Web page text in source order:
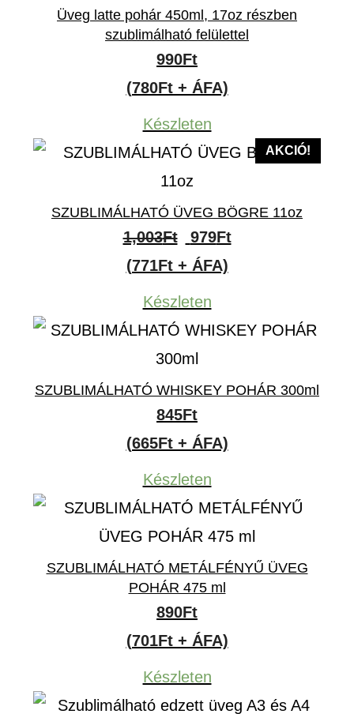
Üveg latte pohár 450ml, 17oz részben
szublimálható felülettel
990Ft
(780Ft + ÁFA)
Készleten
AKCIÓ!
SZUBLIMÁLHATÓ ÜVEG BÖGRE 11oz
1,003Ft
Original
price
was:
1,003Ft.
979FtCurrent
979Ft.
(771Ft + ÁFA)
Készleten
SZUBLIMÁLHATÓ WHISKEY POHÁR 300ml
845Ft
(665Ft + ÁFA)
Készleten
SZUBLIMÁLHATÓ METÁLFÉNYŰ ÜVEG
POHÁR 475 ml
890Ft
(701Ft + ÁFA)
Készleten